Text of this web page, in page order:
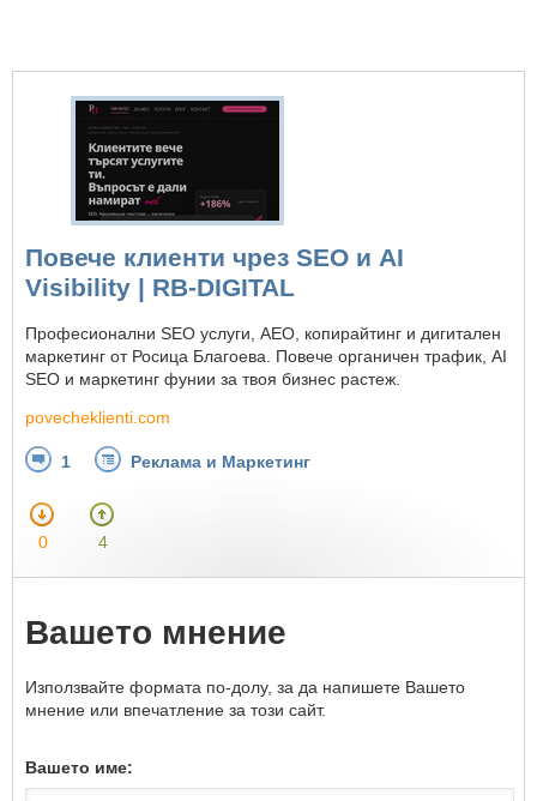
Повече клиенти чрез SEO и AI
Visibility | RB-DIGITAL
Професионални SEO услуги, AEO, копирайтинг и дигитален
маркетинг от Росица Благоева. Повече органичен трафик, AI
SEO и маркетинг фунии за твоя бизнес растеж.
povecheklienti.com
1 Реклама и Маркетинг
0 4
Вашето мнение
Използвайте формата по-долу, за да напишете Вашето
мнение или впечатление за този сайт.
Вашето име: